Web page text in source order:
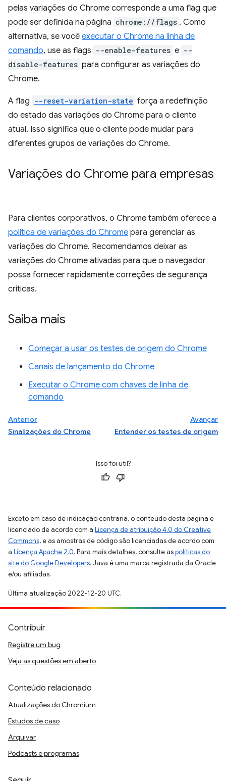
pelas variações do Chrome corresponde a uma flag que
pode ser definida na página chrome://flags . Como
alternativa, se você executar o Chrome na linha de
comando, use as flags --enable-features e --
disable-features para configurar as variações do
Chrome.
A flag --reset-variation-state força a redefinição
do estado das variações do Chrome para o cliente
atual. Isso significa que o cliente pode mudar para
diferentes grupos de variações do Chrome.
Variações do Chrome para empresas
Para clientes corporativos, o Chrome também oferece a
política de variações do Chrome para gerenciar as
variações do Chrome. Recomendamos deixar as
variações do Chrome ativadas para que o navegador
possa fornecer rapidamente correções de segurança
críticas.
Saiba mais
Começar a usar os testes de origem do Chrome
Canais de lançamento do Chrome
Executar o Chrome com chaves de linha de
comando
Anterior
Sinalizações do Chrome
Avançar
Entender os testes de origem
Isso foi útil?
Exceto em caso de indicação contrária, o conteúdo desta página é
licenciado de acordo com a Licença de atribuição 4.0 do Creative
Commons, e as amostras de código são licenciadas de acordo com
a Licença Apache 2.0. Para mais detalhes, consulte aspolíticas do
site do Google Developers. Java é uma marca registrada da Oracle
e/ou afiliadas.
Última atualização 2022-12-20 UTC.
Contribuir
Registre um bug
Veja as questões em aberto
Conteúdo relacionado
Atualizações do Chromium
Estudos de caso
Arquivar
Podcasts e programas